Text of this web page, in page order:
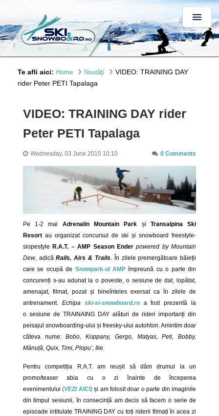
Te afli aici: Home Noutãţi
VIDEO: TRAINING DAY
rider Peter PETI Tapalaga
VIDEO: TRAINING DAY rider
Peter PETI Tapalaga
Wednesday, 03 June 2015 10:10 0 Comments
Pe 1-2 mai Adrenalin Mountain Park și Transalpina Ski
Resortau organizat concursul de ski și snowboard freestyle-
slopestyle R.A.T. – AMP Season Enderpowered by Mountain
Dew, adicăRails, Airs & Trails. În zilele premergătoare băieții
care se ocupă de Snowpark-ul AMP împreună cu o parte din
concurenți s-au adunat la o poveste, o sesiune de dat, lopătat,
amenajat, filmat, pozat și bineînteles exersat ca în zilele de
antrenament. Echipa ski-si-snowboard.roa fost prezentă la
o sesiune de TRAINAING DAY alături de rideri importanți din
peisajul snowboarding-ului și freesky-ului autohton. Amintim doar
câteva nume:Bobo, Koppany, Gergo, Matyas, Peti, Bobby,
Mânuță, Quix, Timi, Plopu’, Ilie.
Pentru competiția R.A.T. am reușit să dăm drumul la un
promo/teaser abia cu o zi înainte de începerea
evenimentului(VEZI AICI)și am folosit doar o parte din imaginile
din timpul sesiunii, în consecință am decis să facem o serie de
episoade intitulate TRAINING DAY cu toți riderii filmați în acea zi